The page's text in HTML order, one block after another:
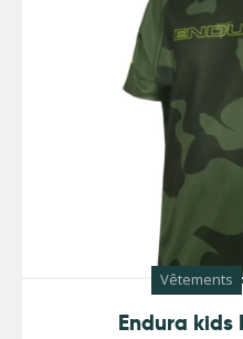
Vêtements
Endura kids